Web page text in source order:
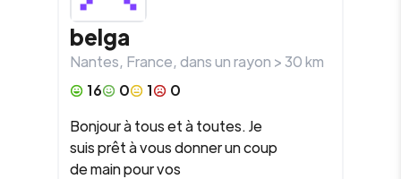
belga
Nantes, France, dans un rayon >30km
16
0 1
0
Bonjour à tous et à toutes. Je
suis prêt à vous donner un coup
de main pour vos